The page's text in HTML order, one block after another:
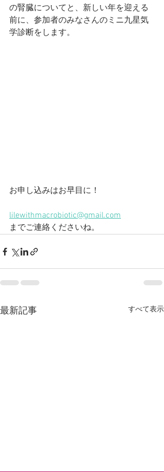
の腎臓についてと、新しい年を迎える
前に、参加者のみなさんのミニ九星気
学診断をします。
お申し込みはお早目に！
lilewithmacrobiotic@gmail.com
までご連絡くださいね。
最新記事 すべて表示